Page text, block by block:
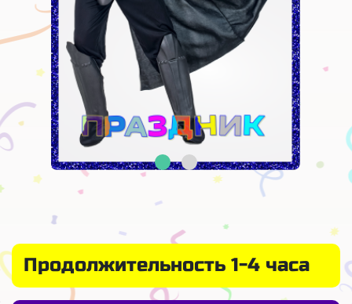
Продолжительность 1-4 часа